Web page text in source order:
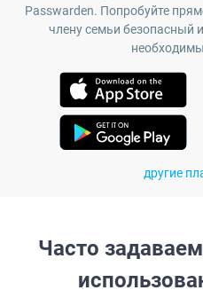
Passwarden. Попробуйте
члену семьи безопасный
другие
Часто